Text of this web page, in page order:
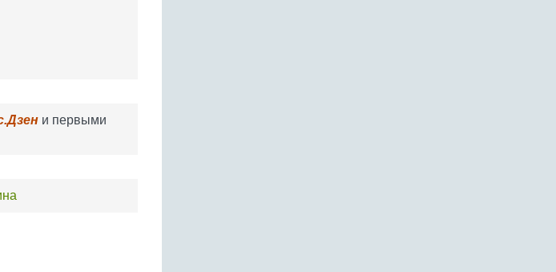
и первыми